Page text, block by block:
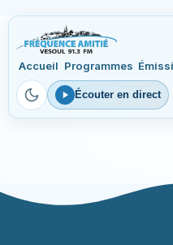
Accueil Programmes
Écouter en direct